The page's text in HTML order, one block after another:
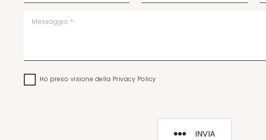
Ho preso visione della Privacy Policy
INVIA